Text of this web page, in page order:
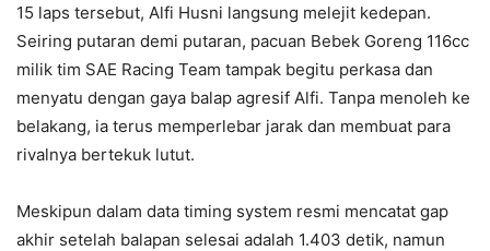
15 laps tersebut, Alfi Husni langsung melejit kedepan.
Seiring putaran demi putaran, pacuan Bebek Goreng 116cc
milik tim SAE Racing Team tampak begitu perkasa dan
menyatu dengan gaya balap agresif Alfi. Tanpa menoleh ke
belakang, ia terus memperlebar jarak dan membuat para
rivalnya bertekuk lutut.
​Meskipun dalam data timing system resmi mencatat gap
akhir setelah balapan selesai adalah 1.403 detik, namun